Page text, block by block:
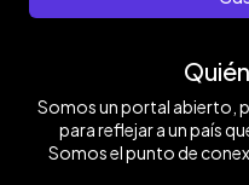
Somos un portal abierto,
para reflejar a un país
Somos el punto de